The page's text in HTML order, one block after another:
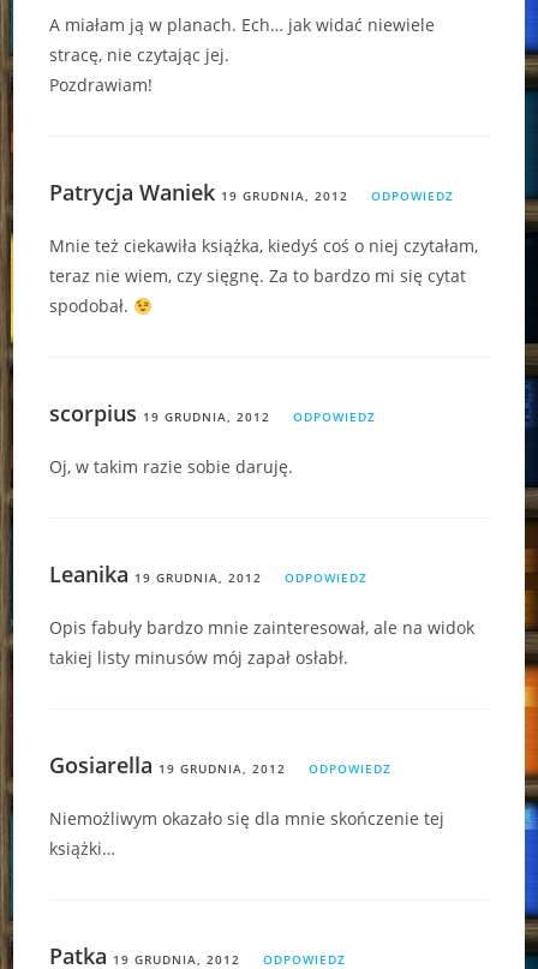
A miałam ją w planach. Ech… jak widać niewiele
stracę, nie czytając jej.
Pozdrawiam!
Patrycja Waniek 19 GRUDNIA, 2012 ODPOWIEDZ
Mnie też ciekawiła książka, kiedyś coś o niej czytałam,
teraz nie wiem, czy sięgnę. Za to bardzo mi się cytat
spodobał.
scorpius 19 GRUDNIA, 2012 ODPOWIEDZ
Oj, w takim razie sobie daruję.
Leanika 19 GRUDNIA, 2012 ODPOWIEDZ
Opis fabuły bardzo mnie zainteresował, ale na widok
takiej listy minusów mój zapał osłabł.
Gosiarella 19 GRUDNIA, 2012 ODPOWIEDZ
Niemożliwym okazało się dla mnie skończenie tej
książki…
Patka 19 GRUDNIA, 2012 ODPOWIEDZ